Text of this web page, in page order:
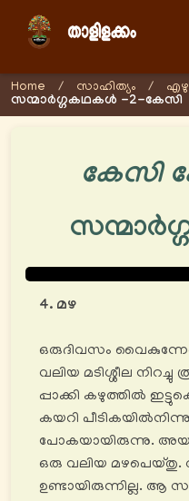
Home / സാഹിത്യം /
സന്മാർഗ്ഗകഥകൾ -2-കേസി
കേസി
4. മഴ
ഒരുദിവസം
വലിയ മടിശ്ശീല നിറച്ചു
പ്പാക്കി കഴുത്തിൽ
കയറി പീടികയിൽനിന്നു
പോകയായിരുന്നു.
ഒരു വലിയ
ഉണ്ടായിരുന്നില്ല. ആ